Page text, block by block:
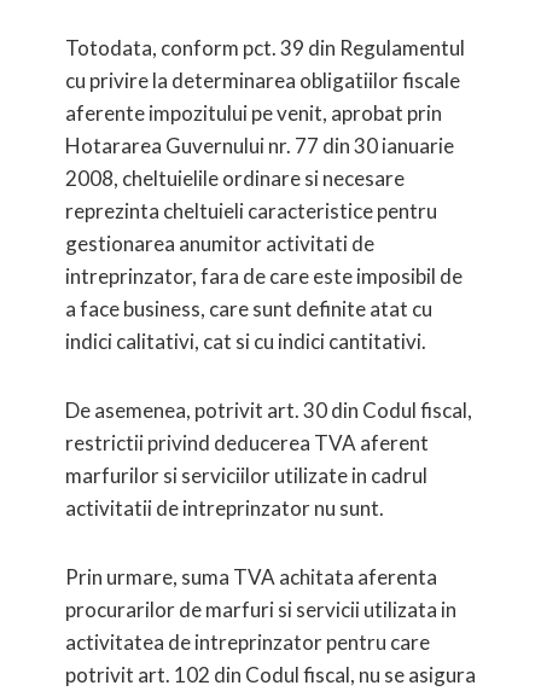
Totodata, conform pct. 39 din Regulamentul
cu privire la determinarea obligatiilor fiscale
aferente impozitului pe venit, aprobat prin
Hotararea Guvernului nr. 77 din 30 ianuarie
2008, cheltuielile ordinare si necesare
reprezinta cheltuieli caracteristice pentru
gestionarea anumitor activitati de
intreprinzator, fara de care este imposibil de
a face business, care sunt definite atat cu
indici calitativi, cat si cu indici cantitativi.
De asemenea, potrivit art. 30 din Codul fiscal,
restrictii privind deducerea TVA aferent
marfurilor si serviciilor utilizate in cadrul
activitatii de intreprinzator nu sunt.
Prin urmare, suma TVA achitata aferenta
procurarilor de marfuri si servicii utilizata in
activitatea de intreprinzator pentru care
potrivit art. 102 din Codul fiscal, nu se asigura